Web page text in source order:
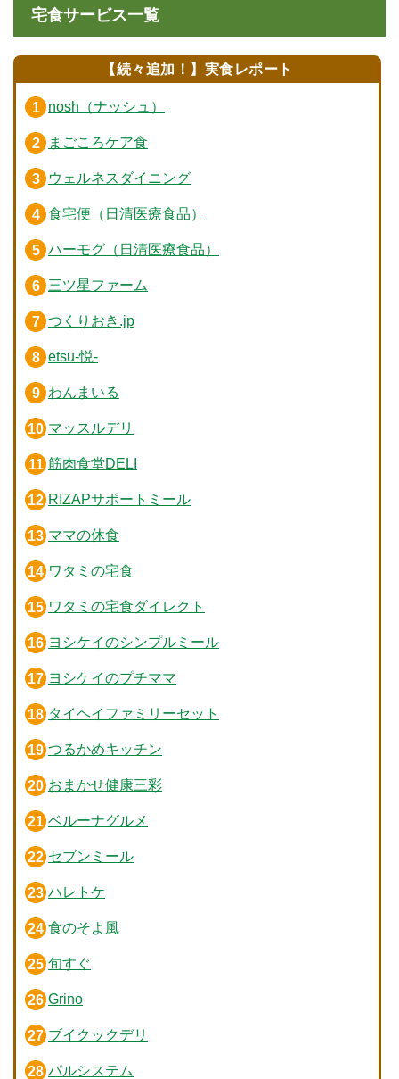
宅食サービス一覧
【続々追加！】実食レポート
nosh（ナッシュ）
まごころケア食
ウェルネスダイニング
食宅便（日清医療食品）
ハーモグ（日清医療食品）
三ツ星ファーム
つくりおき.jp
etsu-悦-
わんまいる
マッスルデリ
筋肉食堂DELI
RIZAPサポートミール
ママの休食
ワタミの宅食
ワタミの宅食ダイレクト
ヨシケイのシンプルミール
ヨシケイのプチママ
タイヘイファミリーセット
つるかめキッチン
おまかせ健康三彩
ベルーナグルメ
セブンミール
ハレトケ
食のそよ風
旬すぐ
Grino
ブイクックデリ
パルシステム